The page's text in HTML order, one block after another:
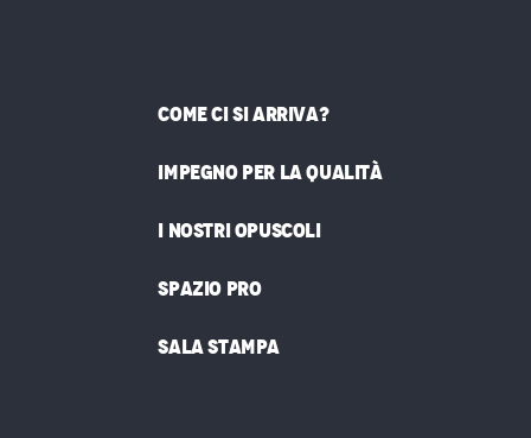
COME CI SI ARRIVA?
IMPEGNO PER LA QUALITÀ
I NOSTRI OPUSCOLI
SPAZIO PRO
SALA STAMPA